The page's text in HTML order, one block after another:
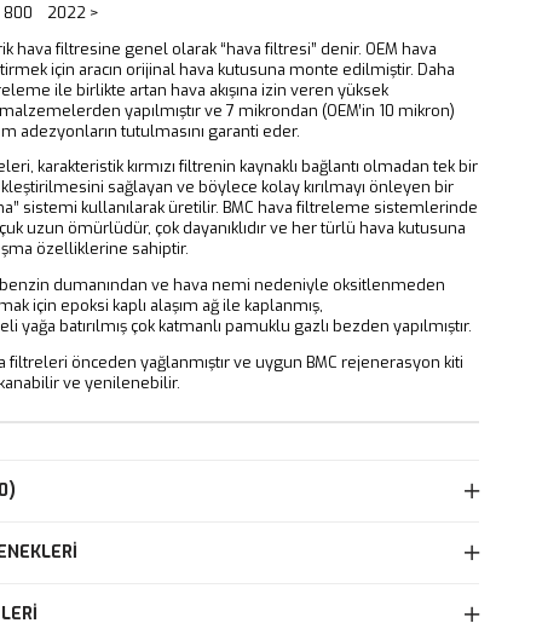
800 2022 >
hava filtresine genel olarak “hava filtresi” denir. OEM hava
için aracın orijinal hava kutusuna monte edilmiştir. Daha
ile birlikte artan hava akışına izin veren yüksek
yapılmıştır ve 7 mikrondan (OEM’in 10 mikron)
adezyonların tutulmasını garanti eder.
karakteristik kırmızı filtrenin kaynaklı bağlantı olmadan tek bir
sağlayan ve böylece kolay kırılmayı önleyen bir
sistemi kullanılarak üretilir. BMC hava filtreleme sistemlerinde
uzun ömürlüdür, çok dayanıklıdır ve her türlü hava kutusuna
özelliklerine sahiptir.
dumanından ve hava nemi nedeniyle oksitlenmeden
için epoksi kaplı alaşım ağ ile kaplanmış,
yağa batırılmış çok katmanlı pamuklu gazlı bezden yapılmıştır.
filtreleri önceden yağlanmıştır ve uygun BMC rejenerasyon kiti
ve yenilenebilir.